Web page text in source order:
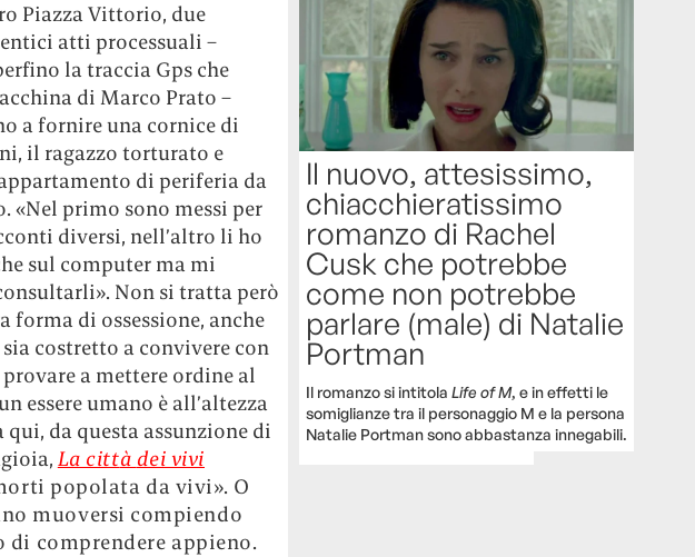
Piazza Vittorio, due
atti processuali –
la traccia Gps che
di Marco Prato –
a fornire una cornice di
il ragazzo torturato e
di periferia da
«Nel primo sono messi per
diversi, nell’altro li ho
sul computer ma mi
Non si tratta però
forma di ossessione, anche
costretto a convivere con
a mettere ordine al
essere umano è all’altezza
da questa assunzione di
La città dei vivi
popolata da vivi». O
muoversi compiendo
di comprendere appieno.
Il nuovo, attesissimo,
chiacchieratissimo
romanzo di Rachel
Cusk che potrebbe
come non potrebbe
parlare (male) di Natalie
Portman
Il romanzo si intitolaLife of M, e in effetti le
somiglianze tra il personaggio M e la persona
Natalie Portman sono abbastanza innegabili.